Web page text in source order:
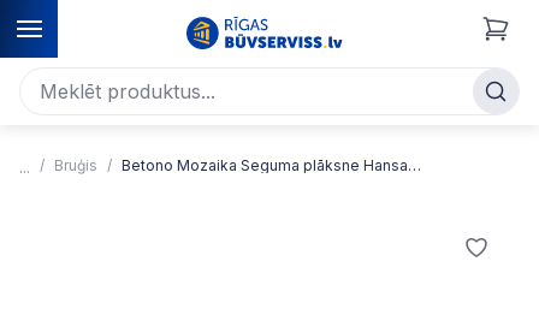
Bruģis Betono Mozaika Seguma plāksne Hansa 6 300x300x60mm